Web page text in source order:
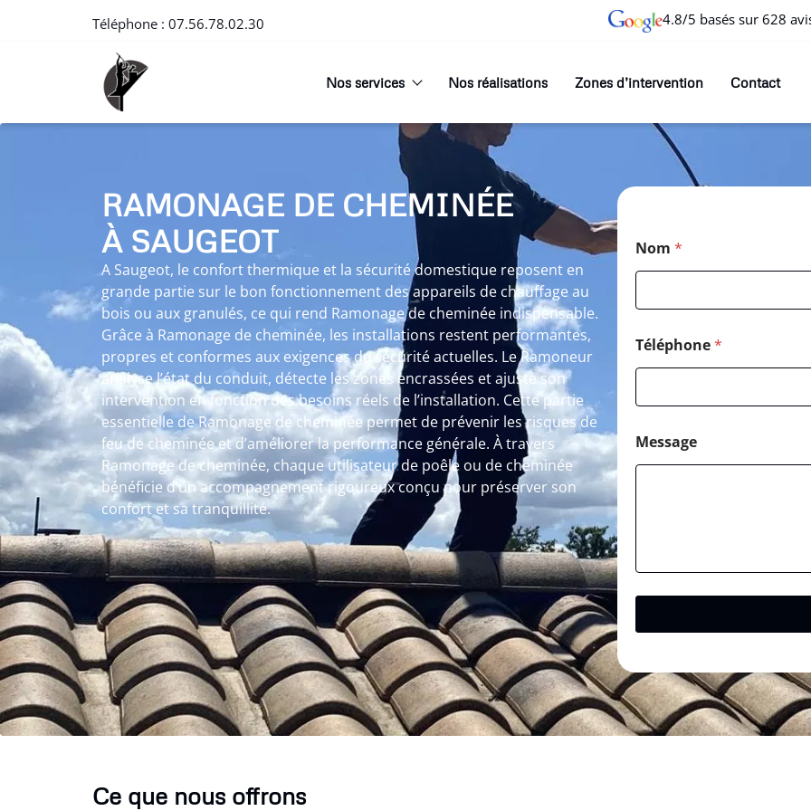
Téléphone : 07.56.78.02.30 4.8/5 basés sur 628
Nos services Nos réalisations Zones d’intervention Contact
RAMONAGE DE CHEMINÉE
À SAUGEOT
A Saugeot, le confort thermique et la sécurité domestique reposent en
grande partie sur le bon fonctionnement des appareils de chauffage au
bois ou aux granulés, ce qui rend Ramonage de cheminée indispensable.
Grâce à Ramonage de cheminée, les installations restent performantes,
propres et conformes aux exigences de sécurité actuelles. Le Ramoneur
analyse l’état du conduit, détecte les zones encrassées et ajuste son
intervention en fonction des besoins réels de l’installation. Cette partie
essentielle de Ramonage de cheminée permet de prévenir les risques de
feu de cheminée et d’améliorer la performance générale. À travers
Ramonage de cheminée, chaque utilisateur de poêle ou de cheminée
bénéficie d’un accompagnement rigoureux conçu pour préserver son
confort et sa tranquillité.
Nom *
Téléphone*
Message
Ce que nous offrons